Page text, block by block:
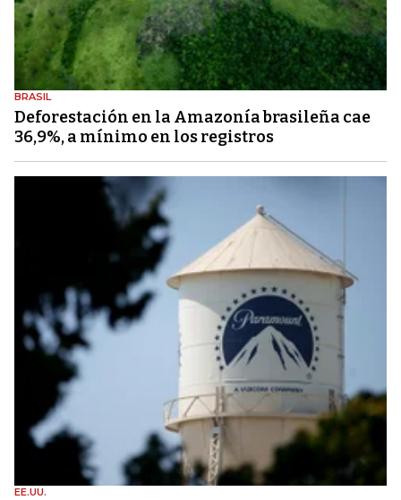
BRASIL
Deforestación en la Amazonía brasileña cae
36,9%, a mínimo en los registros
EE.UU.